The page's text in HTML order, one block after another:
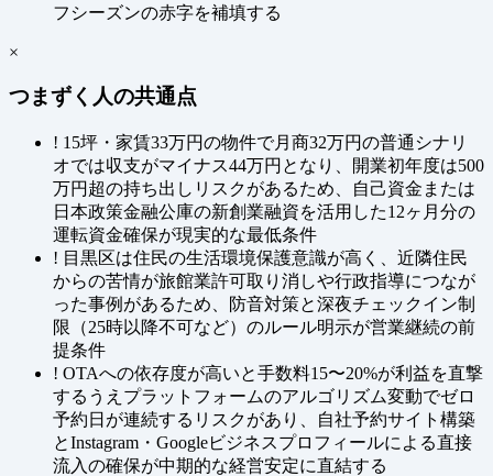
フシーズンの赤字を補填する
×
つまずく人の共通点
! 15坪・家賃33万円の物件で月商32万円の普通シナリ
オでは収支がマイナス44万円となり、開業初年度は500
万円超の持ち出しリスクがあるため、自己資金または
日本政策金融公庫の新創業融資を活用した12ヶ月分の
運転資金確保が現実的な最低条件
! 目黒区は住民の生活環境保護意識が高く、近隣住民
からの苦情が旅館業許可取り消しや行政指導につなが
った事例があるため、防音対策と深夜チェックイン制
限（25時以降不可など）のルール明示が営業継続の前
提条件
! OTAへの依存度が高いと手数料15〜20%が利益を直撃
するうえプラットフォームのアルゴリズム変動でゼロ
予約日が連続するリスクがあり、自社予約サイト構築
とInstagram・Googleビジネスプロフィールによる直接
流入の確保が中期的な経営安定に直結する